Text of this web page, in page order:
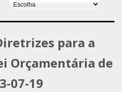
para a
Orçamentária de
07-19